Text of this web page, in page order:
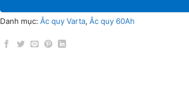
Danh mục: Ắc quy Varta, Ắc quy 60Ah